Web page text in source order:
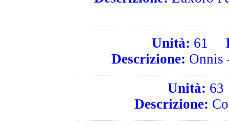
Unità: 61
Descrizione: Onnis
Unità: 63
Descrizione: